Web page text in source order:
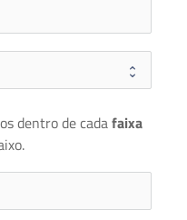
dentro de cada faixa